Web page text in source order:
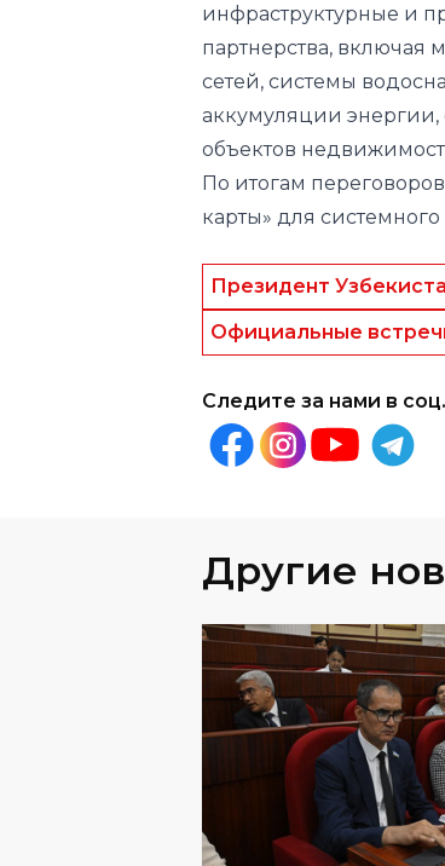
инфраструктурные и
партнерства, включая
сетей, системы
аккумуляции энергии,
объектов
По итогам
карты» для
Президент
Официальные
Следите за нами в
Другие